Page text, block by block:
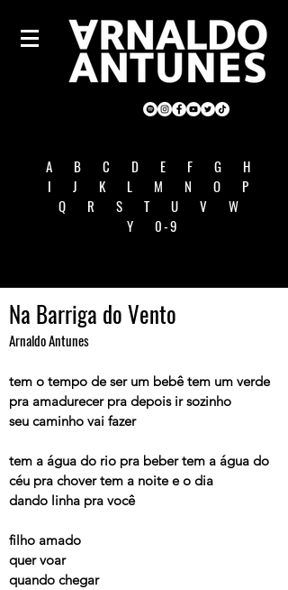
A B C D E F G
H
I
J K L M N O
P
Q
R S T U V
W
Y
0-9
Na Barriga do Vento
Arnaldo Antunes
tem o tempo de ser um bebê tem um verde
pra amadurecer pra depois ir sozinho
seu caminho vai fazer
tem a água do rio pra beber tem a água do
céu pra chover tem a noite e o dia
dando linha pra você
filho amado
quer voar
quando chegar